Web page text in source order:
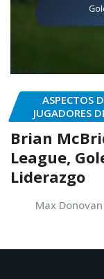
ASPECTOS
JUGADORES
Brian
League,
Liderazgo
Max Donovan